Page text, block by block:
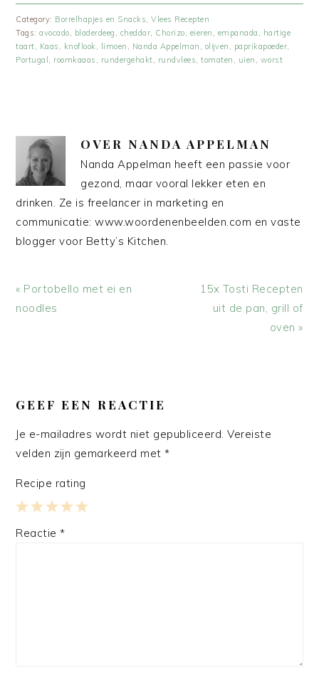
Category: Borrelhapjes en Snacks,Vlees Recepten
Tags:avocado, bladerdeeg , cheddar, Chorizo, eieren , empanada , hartige
taart, Kaas , knoflook, limoen , Nanda Appelman , olijven , paprikapoeder,
Portugal , roomkaaas , rundergehakt, rundvlees,tomaten , uien , worst
OVER NANDA APPELMAN
Nanda Appelman heeft een passie voor
gezond, maar vooral lekker eten en
drinken. Ze is freelancer in marketing en
communicatie: www.woordenenbeelden.com en vaste
blogger voor Betty’s Kitchen.
Vorig
bericht:
« Portobello met ei en
noodles
Volgend
bericht:
15x Tosti Recepten
uit de pan, grill of
oven »
INTERACTIES
GEEF EEN REACTIE
Je e-mailadres wordt niet gepubliceerd. Vereiste
velden zijn gemarkeerd met*
Recipe rating
4
3
2
1
Reactie*